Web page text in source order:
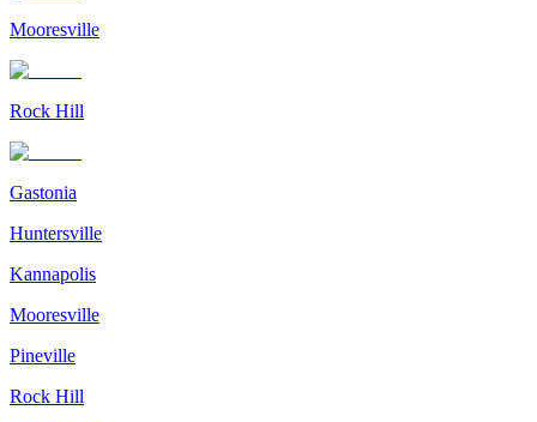
Mooresville
Rock Hill
Gastonia
Huntersville
Kannapolis
Mooresville
Pineville
Rock Hill